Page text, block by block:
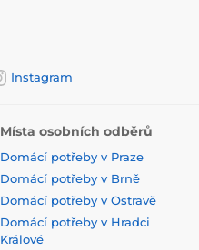
Instagram
Místa osobních odběrů
Domácí potřeby v Praze
Domácí potřeby v Brně
Domácí potřeby v Ostravě
Domácí potřeby v Hradci
Králové